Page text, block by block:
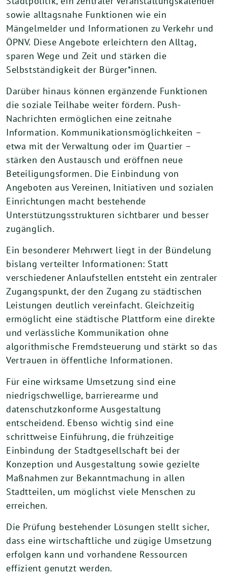
sowie alltagsnahe Funktionen wie ein
Mängelmelder und Informationen zu Verkehr und
ÖPNV. Diese Angebote erleichtern den Alltag,
sparen Wege und Zeit und stärken die
Selbstständigkeit der Bürger*innen.
Darüber hinaus können ergänzende Funktionen
die soziale Teilhabe weiter fördern. Push-
Nachrichten ermöglichen eine zeitnahe
Information. Kommunikationsmöglichkeiten –
etwa mit der Verwaltung oder im Quartier –
stärken den Austausch und eröffnen neue
Beteiligungsformen. Die Einbindung von
Angeboten aus Vereinen, Initiativen und sozialen
Einrichtungen macht bestehende
Unterstützungsstrukturen sichtbarer und besser
zugänglich.
Ein besonderer Mehrwert liegt in der Bündelung
bislang verteilter Informationen: Statt
verschiedener Anlaufstellen entsteht ein zentraler
Zugangspunkt, der den Zugang zu städtischen
Leistungen deutlich vereinfacht. Gleichzeitig
ermöglicht eine städtische Plattform eine direkte
und verlässliche Kommunikation ohne
algorithmische Fremdsteuerung und stärkt so das
Vertrauen in öffentliche Informationen.
Für eine wirksame Umsetzung sind eine
niedrigschwellige, barrierearme und
datenschutzkonforme Ausgestaltung
entscheidend. Ebenso wichtig sind eine
schrittweise Einführung, die frühzeitige
Einbindung der Stadtgesellschaft bei der
Konzeption und Ausgestaltung sowie gezielte
Maßnahmen zur Bekanntmachung in allen
Stadtteilen, um möglichst viele Menschen zu
erreichen.
Die Prüfung bestehender Lösungen stellt sicher,
dass eine wirtschaftliche und zügige Umsetzung
erfolgen kann und vorhandene Ressourcen
effizient genutzt werden.